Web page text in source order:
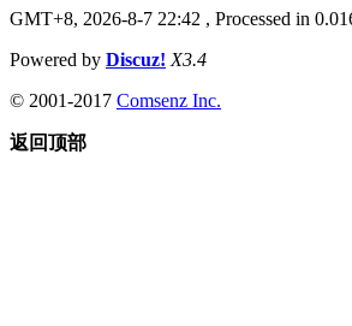
GMT+8, 2026-8-7 22:42 , Processed in
Powered by Discuz! X3.4
© 2001-2017 Comsenz Inc.
返回顶部